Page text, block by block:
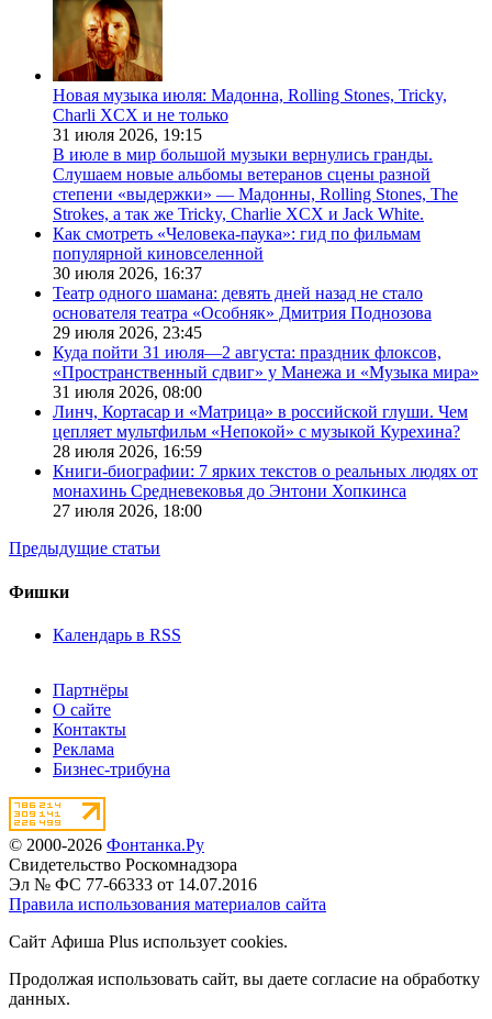
Новая музыка июля: Мадонна, Rolling Stones, Tricky,
Charli XCX и не только
31 июля 2026, 19:15
В июле в мир большой музыки вернулись гранды.
Слушаем новые альбомы ветеранов сцены разной
степени «выдержки» — Мадонны, Rolling Stones, The
Strokes, а так же Tricky, Charlie XCX и Jack White.
Как смотреть «Человека-паука»: гид по фильмам
популярной киновселенной
30 июля 2026, 16:37
Театр одного шамана: девять дней назад не стало
основателя театра «Особняк» Дмитрия Поднозова
29 июля 2026, 23:45
Куда пойти 31 июля—2 августа: праздник флоксов,
«Пространственный сдвиг» у Манежа и «Музыка мира»
31 июля 2026, 08:00
Линч, Кортасар и «Матрица» в российской глуши. Чем
цепляет мультфильм «Непокой» с музыкой Курехина?
28 июля 2026, 16:59
Книги-биографии: 7 ярких текстов о реальных людях от
монахинь Средневековья до Энтони Хопкинса
27 июля 2026, 18:00
Предыдущие статьи
Фишки
Календарь в RSS
Партнёры
О сайте
Контакты
Реклама
Бизнес-трибуна
© 2000-2026 Фонтанка.Ру
Свидетельство Роскомнадзора
Эл № ФС 77-66333 от 14.07.2016
Правила использования материалов сайта
Сайт Афиша Plus использует cookies.
Продолжая использовать сайт, вы даете согласие на обработку
данных.